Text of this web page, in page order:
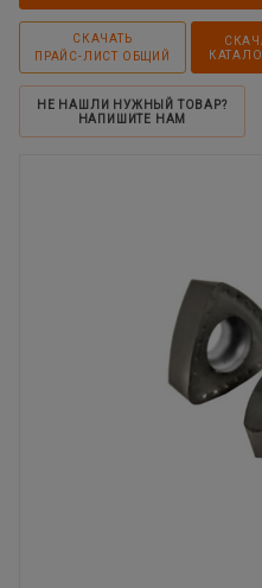
СКАЧАТЬ
ПРАЙС-ЛИСТ ОБЩИЙ
НЕ НАШЛИ НУЖНЫЙ ТОВАР?
НАПИШИТЕ НАМ